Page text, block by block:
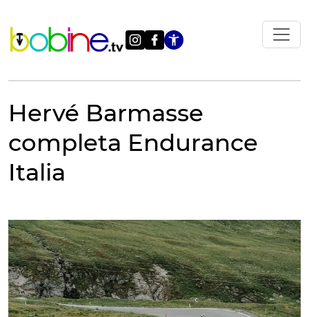
contenuto
Apri le
Hervé Barmasse
completa Endurance
Italia